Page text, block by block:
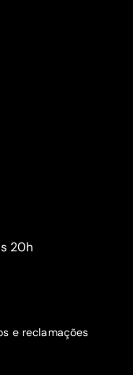
20h
e reclamações